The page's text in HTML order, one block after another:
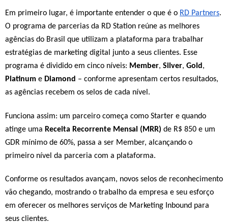
Em primeiro lugar, é importante entender o que é o RD Partners.
O programa de parcerias da RD Station reúne as melhores
agências do Brasil que utilizam a plataforma para trabalhar
estratégias de marketing digital junto a seus clientes. Esse
programa é dividido em cinco níveis: Member, Silver, Gold,
Platinum e Diamond – conforme apresentam certos resultados,
as agências recebem os selos de cada nível.
Funciona assim: um parceiro começa como Starter e quando
atinge uma Receita Recorrente Mensal (MRR) de R$ 850 e um
GDR mínimo de 60%, passa a ser Member, alcançando o
primeiro nível da parceria com a plataforma.
Conforme os resultados avançam, novos selos de reconhecimento
vão chegando, mostrando o trabalho da empresa e seu esforço
em oferecer os melhores serviços de Marketing Inbound para
seus clientes.